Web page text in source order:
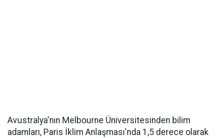
Avustralya'nın Melbourne Üniversitesinden bilim
adamları, Paris İklim Anlaşması'nda 1,5 derece olarak